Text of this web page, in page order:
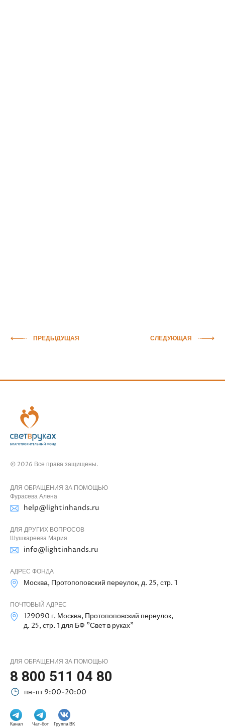
ПРЕДЫДУЩАЯ СЛЕДУЮЩАЯ
© 2026 Все права защищены.
ДЛЯ ОБРАЩЕНИЯ ЗА ПОМОЩЬЮ
Фурасева Алена
help@lightinhands.ru
ДЛЯ ДРУГИХ ВОПРОСОВ
Шушкареева Мария
info@lightinhands.ru
АДРЕС ФОНДА
Москва, Протопоповский переулок, д. 25, стр. 1
ПОЧТОВЫЙ АДРЕС
129090 г. Москва, Протопоповский переулок,
д. 25, стр. 1 для БФ "Свет в руках"
ДЛЯ ОБРАЩЕНИЯ ЗА ПОМОЩЬЮ
8 800 511 04 80
пн-пт 9:00-20:00
Канал Чат-бот Группа ВК